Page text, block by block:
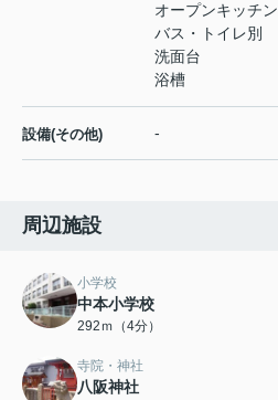
オープンキッチン
バス・トイレ別
洗面台
浴槽
設備(その他) -
周辺施設
小学校
中本小学校
292ｍ（4分）
寺院・神社
八阪神社